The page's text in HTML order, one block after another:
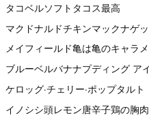
タコベルソフトタコス最高
マクドナルドチキンマックナゲ
メイフィールド亀は亀のキャラ
ブルーベルバナナプディング ア
ケロッグ·チェリー·ポップタルト
イノシシ頭レモン唐辛子鶏の胸肉